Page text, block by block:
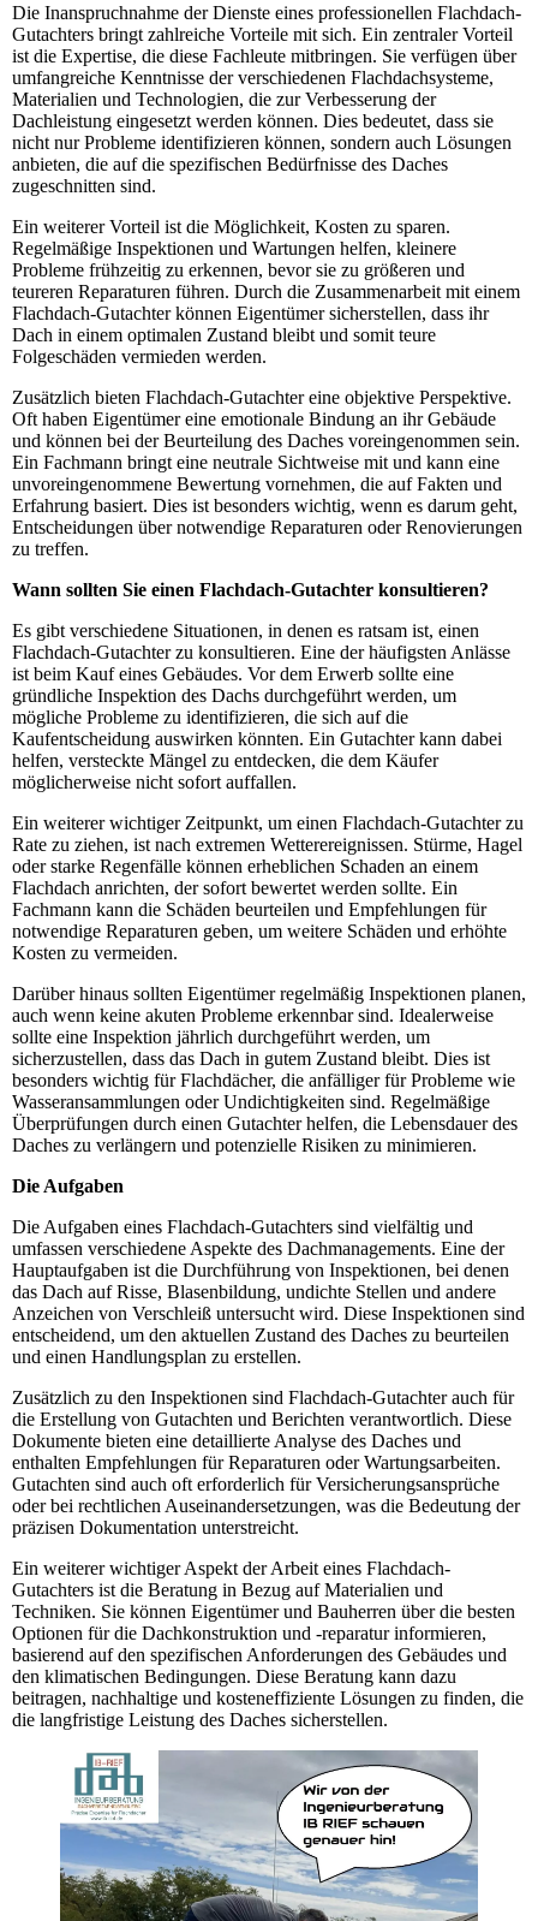
Die Inanspruchnahme der Dienste eines professionellen Flachdach-
Gutachters bringt zahlreiche Vorteile mit sich. Ein zentraler Vorteil
ist die Expertise, die diese Fachleute mitbringen. Sie verfügen über
umfangreiche Kenntnisse der verschiedenen Flachdachsysteme,
Materialien und Technologien, die zur Verbesserung der
Dachleistung eingesetzt werden können. Dies bedeutet, dass sie
nicht nur Probleme identifizieren können, sondern auch Lösungen
anbieten, die auf die spezifischen Bedürfnisse des Daches
zugeschnitten sind.
Ein weiterer Vorteil ist die Möglichkeit, Kosten zu sparen.
Regelmäßige Inspektionen und Wartungen helfen, kleinere
Probleme frühzeitig zu erkennen, bevor sie zu größeren und
teureren Reparaturen führen. Durch die Zusammenarbeit mit einem
Flachdach-Gutachter können Eigentümer sicherstellen, dass ihr
Dach in einem optimalen Zustand bleibt und somit teure
Folgeschäden vermieden werden.
Zusätzlich bieten Flachdach-Gutachter eine objektive Perspektive.
Oft haben Eigentümer eine emotionale Bindung an ihr Gebäude
und können bei der Beurteilung des Daches voreingenommen sein.
Ein Fachmann bringt eine neutrale Sichtweise mit und kann eine
unvoreingenommene Bewertung vornehmen, die auf Fakten und
Erfahrung basiert. Dies ist besonders wichtig, wenn es darum geht,
Entscheidungen über notwendige Reparaturen oder Renovierungen
zu treffen.
Wann sollten Sie einen Flachdach-Gutachter konsultieren?
Es gibt verschiedene Situationen, in denen es ratsam ist, einen
Flachdach-Gutachter zu konsultieren. Eine der häufigsten Anlässe
ist beim Kauf eines Gebäudes. Vor dem Erwerb sollte eine
gründliche Inspektion des Dachs durchgeführt werden, um
mögliche Probleme zu identifizieren, die sich auf die
Kaufentscheidung auswirken könnten. Ein Gutachter kann dabei
helfen, versteckte Mängel zu entdecken, die dem Käufer
möglicherweise nicht sofort auffallen.
Ein weiterer wichtiger Zeitpunkt, um einen Flachdach-Gutachter zu
Rate zu ziehen, ist nach extremen Wetterereignissen. Stürme, Hagel
oder starke Regenfälle können erheblichen Schaden an einem
Flachdach anrichten, der sofort bewertet werden sollte. Ein
Fachmann kann die Schäden beurteilen und Empfehlungen für
notwendige Reparaturen geben, um weitere Schäden und erhöhte
Kosten zu vermeiden.
Darüber hinaus sollten Eigentümer regelmäßig Inspektionen planen,
auch wenn keine akuten Probleme erkennbar sind. Idealerweise
sollte eine Inspektion jährlich durchgeführt werden, um
sicherzustellen, dass das Dach in gutem Zustand bleibt. Dies ist
besonders wichtig für Flachdächer, die anfälliger für Probleme wie
Wasseransammlungen oder Undichtigkeiten sind. Regelmäßige
Überprüfungen durch einen Gutachter helfen, die Lebensdauer des
Daches zu verlängern und potenzielle Risiken zu minimieren.
Die Aufgaben
Die Aufgaben eines Flachdach-Gutachters sind vielfältig und
umfassen verschiedene Aspekte des Dachmanagements. Eine der
Hauptaufgaben ist die Durchführung von Inspektionen, bei denen
das Dach auf Risse, Blasenbildung, undichte Stellen und andere
Anzeichen von Verschleiß untersucht wird. Diese Inspektionen sind
entscheidend, um den aktuellen Zustand des Daches zu beurteilen
und einen Handlungsplan zu erstellen.
Zusätzlich zu den Inspektionen sind Flachdach-Gutachter auch für
die Erstellung von Gutachten und Berichten verantwortlich. Diese
Dokumente bieten eine detaillierte Analyse des Daches und
enthalten Empfehlungen für Reparaturen oder Wartungsarbeiten.
Gutachten sind auch oft erforderlich für Versicherungsansprüche
oder bei rechtlichen Auseinandersetzungen, was die Bedeutung der
präzisen Dokumentation unterstreicht.
Ein weiterer wichtiger Aspekt der Arbeit eines Flachdach-
Gutachters ist die Beratung in Bezug auf Materialien und
Techniken. Sie können Eigentümer und Bauherren über die besten
Optionen für die Dachkonstruktion und -reparatur informieren,
basierend auf den spezifischen Anforderungen des Gebäudes und
den klimatischen Bedingungen. Diese Beratung kann dazu
beitragen, nachhaltige und kosteneffiziente Lösungen zu finden, die
die langfristige Leistung des Daches sicherstellen.